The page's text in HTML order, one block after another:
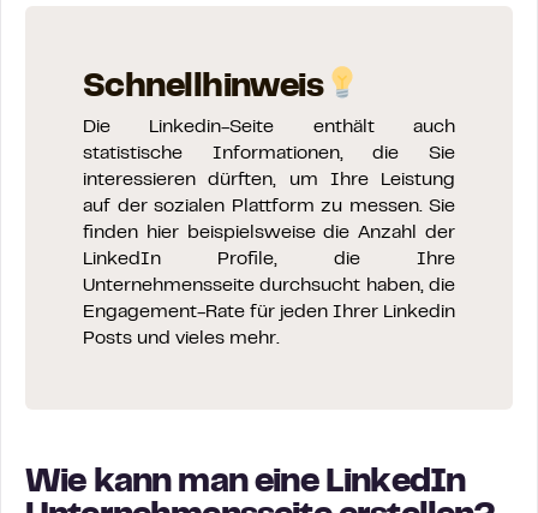
Schnellhinweis
Die Linkedin-Seite enthält auch
statistische Informationen, die Sie
interessieren dürften, um Ihre Leistung
auf der sozialen Plattform zu messen. Sie
finden hier beispielsweise die Anzahl der
LinkedIn Profile, die Ihre
Unternehmensseite durchsucht haben, die
Engagement-Rate für jeden Ihrer Linkedin
Posts und vieles mehr.
Wie kann man eine LinkedIn